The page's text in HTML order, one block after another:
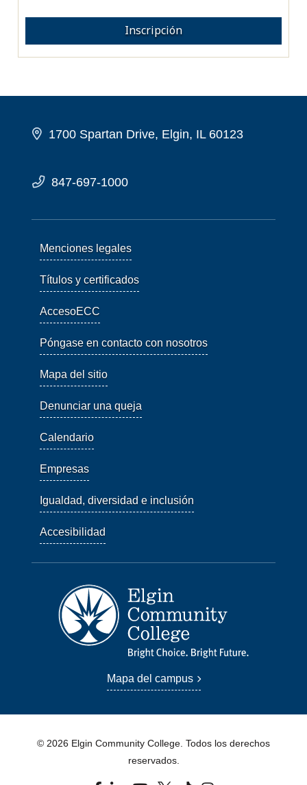
Inscripción
1700 Spartan Drive, Elgin, IL 60123
847-697-1000
Menciones legales
Títulos y certificados
AccesoECC
Póngase en contacto con nosotros
Mapa del sitio
Denunciar una queja
Calendario
Empresas
Igualdad, diversidad e inclusión
Accesibilidad
Mapa del campus
© 2026 Elgin Community College. Todos los derechos
reservados.